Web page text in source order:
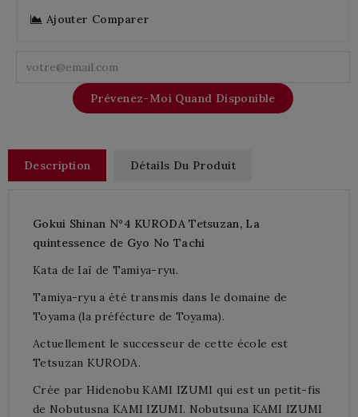
Ajouter Comparer
Prévenez-Moi Quand Disponible
Description Détails Du Produit
Gokui Shinan N°4 KURODA Tetsuzan, La
quintessence de Gyo No Tachi
Kata de Iaï de Tamiya-ryu.
Tamiya-ryu a été transmis dans le domaine de
Toyama (la préfécture de Toyama).
Actuellement le successeur de cette école est
Tetsuzan KURODA.
Crée par Hidenobu KAMI IZUMI qui est un petit-fis
de Nobutusna KAMI IZUMI. Nobutsuna KAMI IZUMI